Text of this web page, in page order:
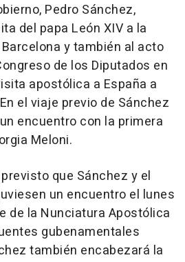
Pedro Sánchez,
del papa León XIV a la
y también al acto
de los Diputados en
apostólica a España a
el viaje previo de Sánchez
encuentro con la primera
Meloni.
que Sánchez y el
un encuentro el lunes
de la Nunciatura Apostólica
gubenamentales
también encabezará la